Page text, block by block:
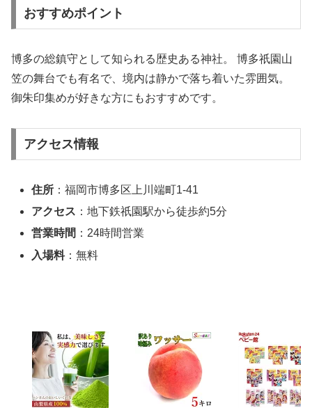
おすすめポイント
博多の総鎮守として知られる歴史ある神社。 博多祇園山
笠の舞台でも有名で、境内は静かで落ち着いた雰囲気。
御朱印集めが好きな方にもおすすめです。
アクセス情報
住所 ：福岡市博多区上川端町1-41
アクセス ：地下鉄祇園駅から徒歩約5分
営業時間 ：24時間営業
入場料：無料